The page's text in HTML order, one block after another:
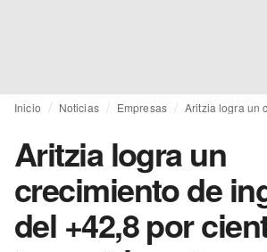
Inicio Noticias Empresas
Aritzia logra un
crecimiento de
del +42,8 por